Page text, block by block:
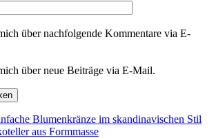
über nachfolgende Kommentare via E-
über neue Beiträge via E-Mail.
Blumenkränze im skandinavischen Stil
aus Formmasse